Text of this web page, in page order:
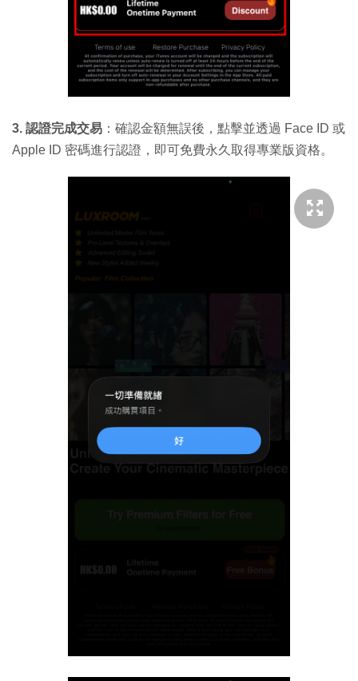
3. 認證完成交易 ：確認金額無誤後，點擊並透過 Face ID 或
Apple ID 密碼進行認證，即可免費永久取得專業版資格。